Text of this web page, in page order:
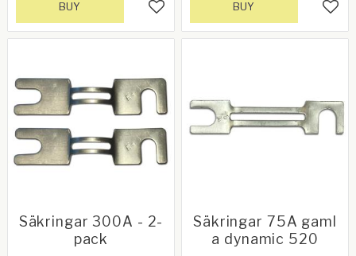
Add to favorites
BUY BUY
Säkringar 300A - 2-
pack
Säkringar 75A gaml
a dynamic 520